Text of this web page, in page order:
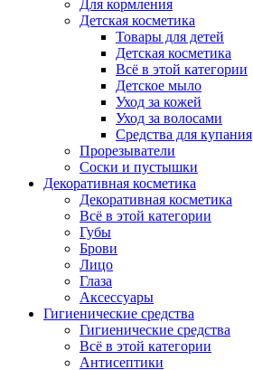
Для кормления
Детская косметика
Товары для детей
Детская косметика
Всё в этой категории
Детское мыло
Уход за кожей
Уход за волосами
Средства для купания
Прорезыватели
Соски и пустышки
Декоративная косметика
Декоративная косметика
Всё в этой категории
Губы
Брови
Лицо
Глаза
Аксессуары
Гигиенические средства
Гигиенические средства
Всё в этой категории
Антисептики